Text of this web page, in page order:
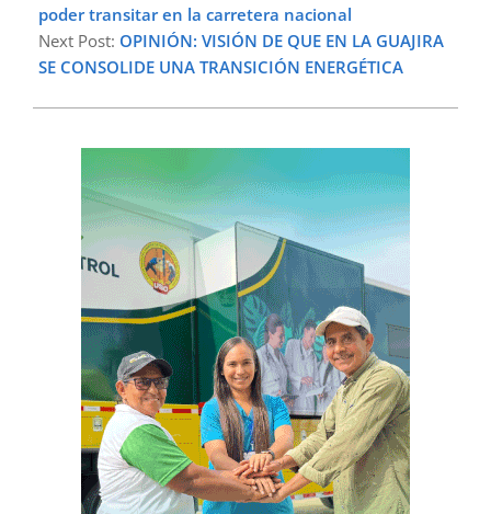
poder transitar en la carretera nacional
Next Post: OPINIÓN: VISIÓN DE QUE EN LA GUAJIRA
SE CONSOLIDE UNA TRANSICIÓN ENERGÉTICA